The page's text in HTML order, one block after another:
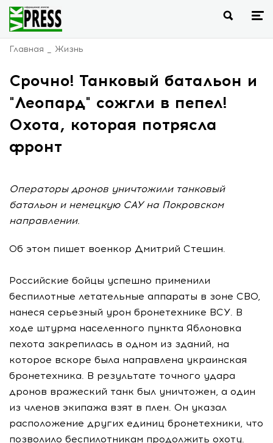
Главная Жизнь
Срочно! Танковый батальон и
"Леопард" сожгли в пепел!
Охота, которая потрясла
фронт
Операторы дронов уничтожили танковый
батальон и немецкую САУ на Покровском
направлении.
Об этом пишет военкор Дмитрий Стешин.
Российские бойцы успешно применили
беспилотные летательные аппараты в зоне СВО,
нанеся серьезный урон бронетехнике ВСУ. В
ходе штурма населенного пункта Яблоновка
пехота закрепилась в одном из зданий, на
которое вскоре была направлена украинская
бронетехника. В результате точного удара
дронов вражеский танк был уничтожен, а один
из членов экипажа взят в плен. Он указал
расположение других единиц бронетехники, что
позволило беспилотникам продолжить охоту.